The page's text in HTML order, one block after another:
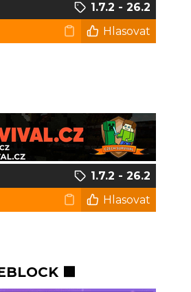
1.7.2 - 26.2
Hlasovat
1.7.2 - 26.2
Hlasovat
🟩